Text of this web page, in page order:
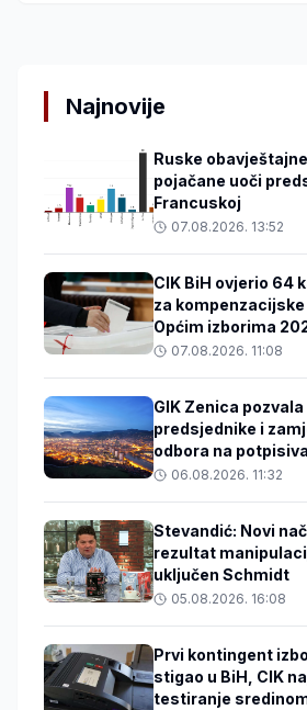
Najnovije
Ruske
pojačane uoči
Francuskoj
07.08.2026. 13:52
CIK BiH ovjerio 64
za
Općim izborima
07.08.2026. 11:08
GIK Zenica
predsjednike i
odbora na
06.08.2026. 11:32
Stevandić: Novi
rezultat
uključen Schmidt
05.08.2026. 16:08
Prvi kontingent
stigao u BiH, CIK
testiranje